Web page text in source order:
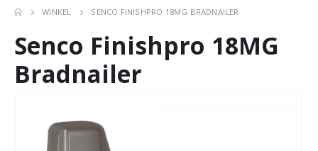
WINKEL SENCO FINISHPRO 18MG BRADNAILER
Senco Finishpro 18MG
Bradnailer